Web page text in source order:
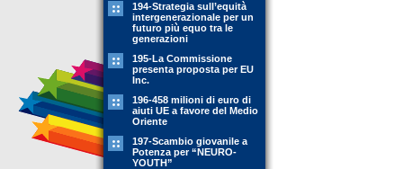
194-Strategia sull’equità
intergenerazionale per un
futuro più equo tra le
generazioni
195-La Commissione
presenta proposta per EU
Inc.
196-458 milioni di euro di
aiuti UE a favore del Medio
Oriente
197-Scambio giovanile a
Potenza per “NEURO-
YOUTH”